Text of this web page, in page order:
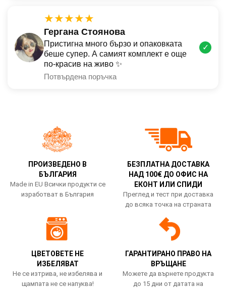
★★★★★
Гергана Стоянова
Пристигна много бързо и опаковката
беше супер. А самият комплект е още
по-красив на живо ✨
Потвърдена поръчка
✓
ПРОИЗВЕДЕНО В
БЪЛГАРИЯ
Made in EU Всички продукти се
изработват в България
БЕЗПЛАТНА ДОСТАВКА
НАД 100€ ДО ОФИС НА
ЕКОНТ ИЛИ СПИДИ
Преглед и тест при доставка
до всяка точка на страната
ЦВЕТОВЕТЕ НЕ
ИЗБЕЛЯВАТ
Не се изтрива, не избелява и
щампата не се напуква!
ГАРАНТИРАНО ПРАВО НА
ВРЪЩАНЕ
Можете да върнете продукта
до 15 дни от датата на